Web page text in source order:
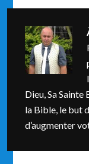
Dieu, Sa Sainte
la Bible, le but
d’augmenter